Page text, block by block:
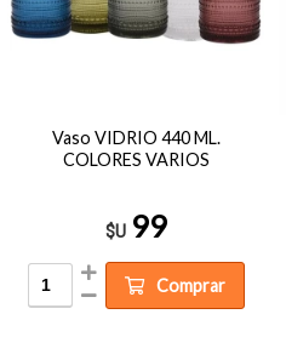
Vaso VIDRIO 440 ML.
COLORES VARIOS
$U 99
Comprar